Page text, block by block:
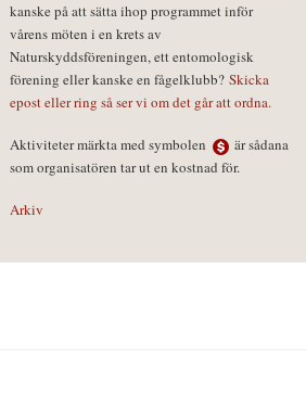
kanske på att sätta ihop programmet inför
vårens möten i en krets av
Naturskyddsföreningen, ett entomologisk
förening eller kanske en fågelklubb? Skicka
epost eller ring så ser vi om det går att ordna.
Aktiviteter märkta med symbolen
är sådana
som organisatören tar ut en kostnad för.
Arkiv